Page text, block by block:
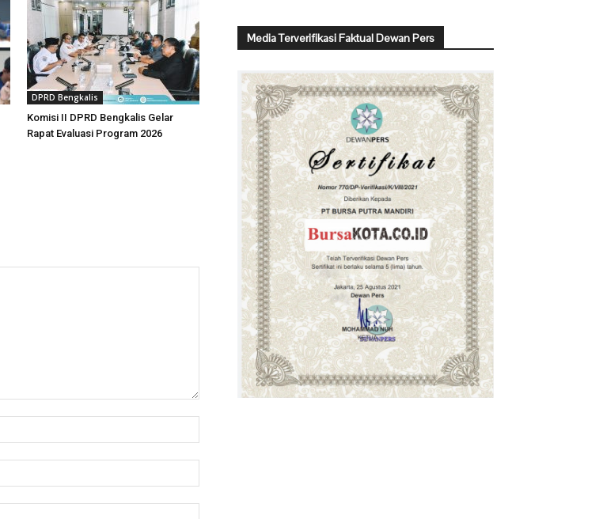
DPRD Bengkalis
Komisi II DPRD Bengkalis Gelar
Rapat Evaluasi Program 2026
Media Terverifikasi Faktual Dewan Pers